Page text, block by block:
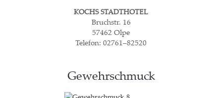
KOCHS STADTHOTEL
Bruch­str. 16
57462 Olpe
Tele­fon: 02761–82520
Gewehr­schmuck